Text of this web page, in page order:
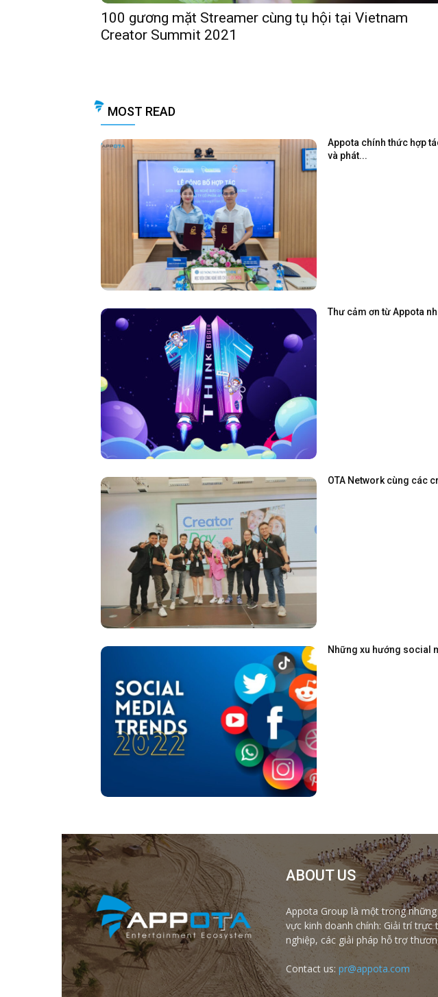
100 gương mặt Streamer cùng tụ hội tại Vietnam
Creator Summit 2021
MOST READ
Appota chính thức hợp
và phát...
Thư cảm ơn từ Appota
OTA Network cùng các
Những xu hướng social
ABOUT US
Appota Group là một trong
vực kinh doanh chính: Giải trí
nghiệp, các giải pháp hỗ trợ
Contact us: pr@appota.com